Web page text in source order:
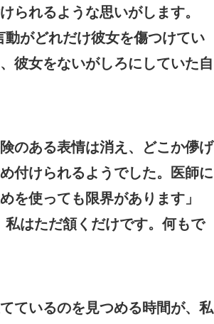
られるような思いがします。
がどれだけ彼女を傷つけてい
彼女をないがしろにしていた自
のある表情は消え、どこか儚げ
付けられるようでした。医師に
を使っても限界があります」
はただ頷くだけです。何もで
ているのを見つめる時間が、私